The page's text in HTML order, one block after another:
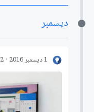
ديسمبر
1 ديسمبر 2016 2 min read